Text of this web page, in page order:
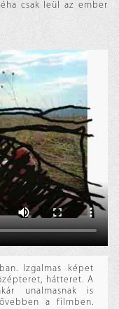
csak leül az ember
Izgalmas képet
hátteret. A
unalmasnak is
a filmben.